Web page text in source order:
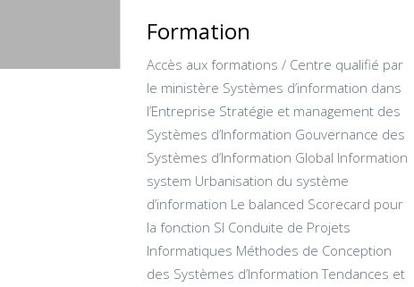
Formation
Accès aux formations / Centre qualifié par
le ministère Systèmes d’information dans
l’Entreprise Stratégie et management des
Systèmes d’Information Gouvernance des
Systèmes d’Information Global Information
system Urbanisation du système
d’information Le balanced Scorecard pour
la fonction SI Conduite de Projets
Informatiques Méthodes de Conception
des Systèmes d’Information Tendances et